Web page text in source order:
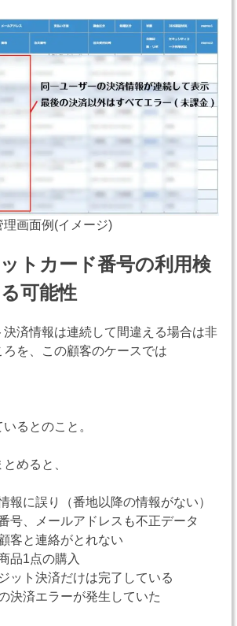
理画面例(イメージ)
トカード番号の利用検
可能性
済情報は連続して間違える場合は非
を、この顧客のケースでは
るとのこと。
めると、
報に誤り（番地以降の情報がない）
号、メールアドレスも不正データ
客と連絡がとれない
品1点の購入
ット決済だけは完了している
決済エラーが発生していた